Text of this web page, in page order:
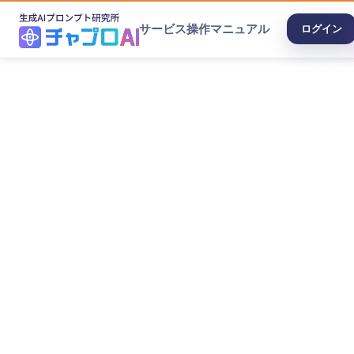
サービス操作マニュアル ログイン